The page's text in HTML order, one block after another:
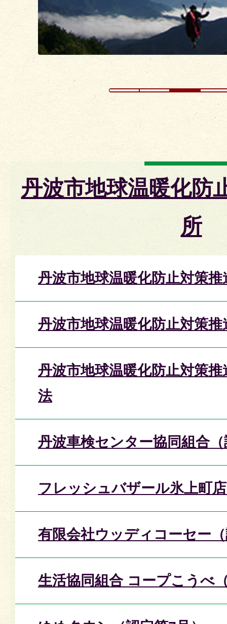
イ
ド
丹波市地球温暖化防
所
丹波市地球温暖化防止対策
丹波市地球温暖化防止対策推
丹波市地球温暖化防止対策
法
丹波車検センター協同組合
フレッシュバザール氷上町
有限会社ウッディコーセー
生活協同組合 コープこうべ